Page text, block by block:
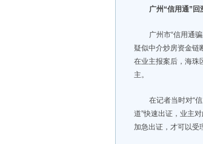
广州“信用通”回
广州市“信用通
疑似中介炒房资金链
在业主报案后，海珠
主。
在记者当时对“
道”快速出证，业主
加急出证，才可以受